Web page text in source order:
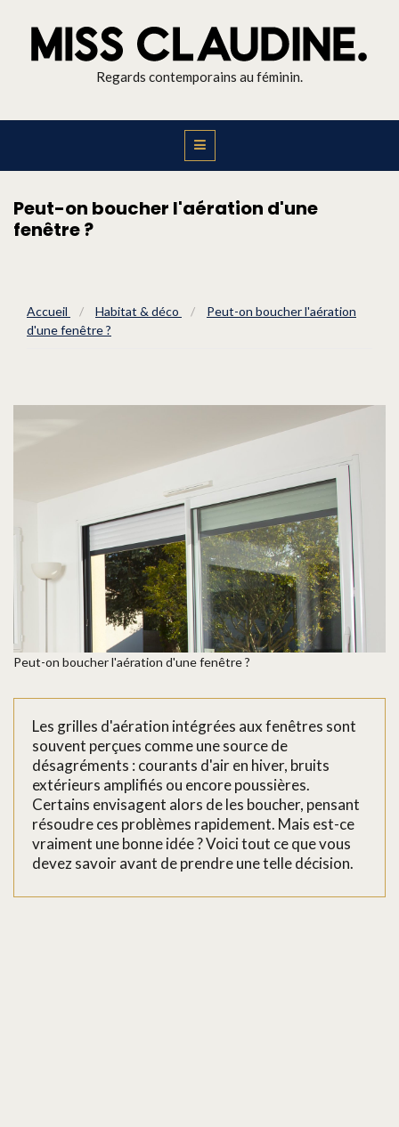
Regards contemporains au féminin.
Peut-on boucher l'aération d'une
fenêtre ?
Accueil / Habitat & déco /
Peut-on boucher l'aération
d'une fenêtre ?
Peut-on boucher l'aération d'une fenêtre ?
Les grilles d'aération intégrées aux fenêtres sont
souvent perçues comme une source de
désagréments : courants d'air en hiver, bruits
extérieurs amplifiés ou encore poussières.
Certains envisagent alors de les boucher, pensant
résoudre ces problèmes rapidement. Mais est-ce
vraiment une bonne idée ? Voici tout ce que vous
devez savoir avant de prendre une telle décision.